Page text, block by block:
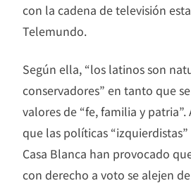
con la cadena de televisión
Telemundo.
Según ella, “los latinos son
conservadores” en tanto que
valores de “fe, familia y patria”.
que las políticas
Casa Blanca han provocado
con derecho a voto se alejen